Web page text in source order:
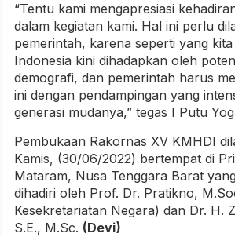
“Tentu kami mengapresiasi
dalam kegiatan kami. Hal ini perlu
pemerintah, karena seperti yang
Indonesia kini dihadapkan oleh
demografi, dan pemerintah harus
ini dengan pendampingan yang
generasi mudanya,” tegas I Putu
Pembukaan Rakornas XV KMHDI
Kamis, (30/06/2022) bertempat di
Mataram, Nusa Tenggara Barat
dihadiri oleh Prof. Dr. Pratikno,
Kesekretariatan Negara) dan Dr. H.
S.E., M.Sc. (Devi)